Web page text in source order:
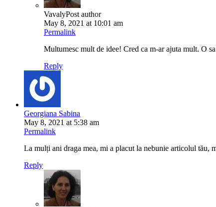
VavalyPost author
May 8, 2021 at 10:01 am
Permalink
Multumesc mult de idee! Cred ca m-ar ajuta mult. O
Reply
Georgiana Sabina
May 8, 2021 at 5:38 am
Permalink
La mulți ani draga mea, mi a placut la nebunie articolul tău,
Reply